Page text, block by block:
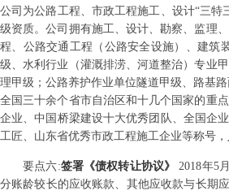
公司为公路工程、市政工程施工、设计“三
级资质。公司拥有施工、设计、勘察、监理
程、公路交通工程（公路安全设施）、建筑
级、水利行业（灌溉排涝、河道整治）专业
理甲级；公路养护作业单位隧道甲级、路基
全国三十余个省市自治区和十几个国家的重
企业、中国桥梁建设十大优秀团队、全国企
工匠、山东省优秀市政工程施工企业等称号
要点六:签署《债权转让协议》2018年5
分账龄较长的应收账款、其他应收款与长期